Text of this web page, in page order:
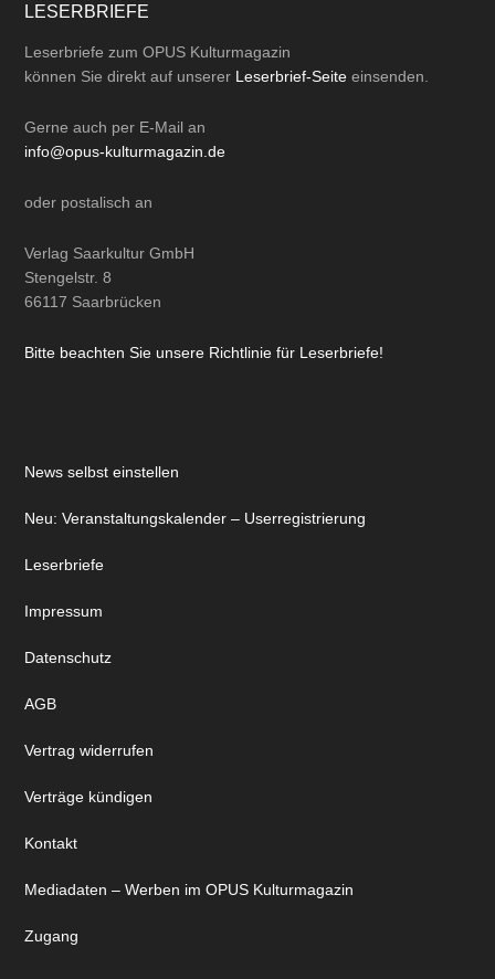
LESERBRIEFE
Leserbriefe zum OPUS Kulturmagazin
können Sie direkt auf unserer Leserbrief-Seite einsenden.
Gerne auch per E-Mail an
info@opus-kulturmagazin.de
oder postalisch an
Verlag Saarkultur GmbH
Stengelstr. 8
66117 Saarbrücken
Bitte beachten Sie unsere Richtlinie für Leserbriefe!
News selbst einstellen
Neu: Veranstaltungskalender – Userregistrierung
Leserbriefe
Impressum
Datenschutz
AGB
Vertrag widerrufen
Verträge kündigen
Kontakt
Mediadaten – Werben im OPUS Kulturmagazin
Zugang